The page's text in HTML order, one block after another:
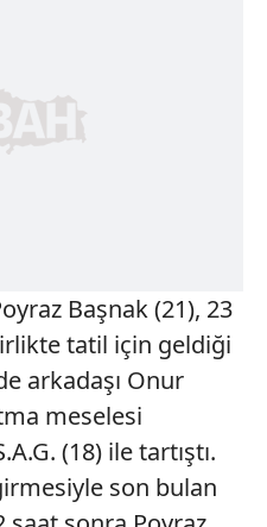
Başnak (21), 23
tatil için geldiği
arkadaşı Onur
meselesi
(18) ile tartıştı.
son bulan